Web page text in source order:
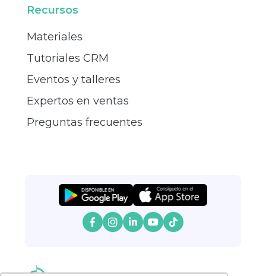
Recursos
Materiales
Tutoriales CRM
Eventos y talleres
Expertos en ventas
Preguntas frecuentes